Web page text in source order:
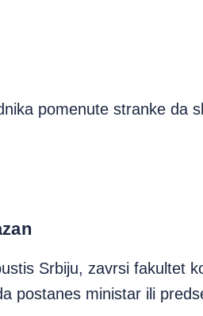
pomenute stranke da
Srbiju, zavrsi fakultet
postanes ministar ili